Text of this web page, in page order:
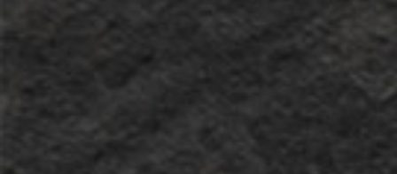
Mit unseren aktiv verwalteten und kontinuierlich
überwachten Strategiefonds sind Sie mit nur
einem Schritt unkompliziert, transparent und